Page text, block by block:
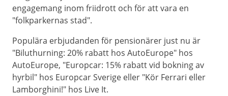
engagemang inom friidrott och för att vara en
"folkparkernas stad".
Populära erbjudanden för pensionärer just nu är
"Biluthurning: 20% rabatt hos AutoEurope" hos
AutoEurope, "Europcar: 15% rabatt vid bokning av
hyrbil" hos Europcar Sverige eller "Kör Ferrari eller
Lamborghini!" hos Live It.